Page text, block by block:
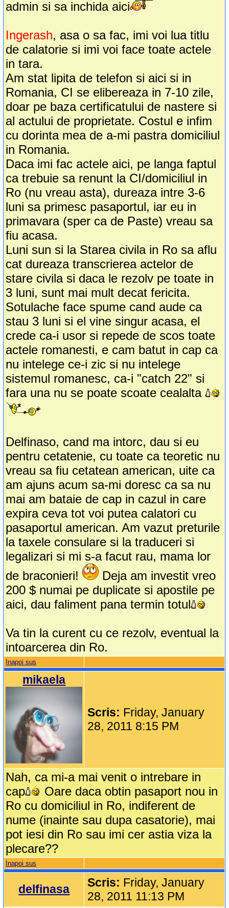
admin si sa inchida aici
Ingerash, asa o sa fac, imi voi lua titlu
de calatorie si imi voi face toate actele
in tara.
Am stat lipita de telefon si aici si in
Romania, CI se elibereaza in 7-10 zile,
doar pe baza certificatului de nastere si
al actului de proprietate. Costul e infim
cu dorinta mea de a-mi pastra domiciliul
in Romania.
Daca imi fac actele aici, pe langa faptul
ca trebuie sa renunt la CI/domiciliul in
Ro (nu vreau asta), dureaza intre 3-6
luni sa primesc pasaportul, iar eu in
primavara (sper ca de Paste) vreau sa
fiu acasa.
Luni sun si la Starea civila in Ro sa aflu
cat dureaza transcrierea actelor de
stare civila si daca le rezolv pe toate in
3 luni, sunt mai mult decat fericita.
Sotulache face spume cand aude ca
stau 3 luni si el vine singur acasa, el
crede ca-i usor si repede de scos toate
actele romanesti, e cam batut in cap ca
nu intelege ce-i zic si nu intelege
sistemul romanesc, ca-i "catch 22" si
fara una nu se poate scoate cealalta
Delfinaso, cand ma intorc, dau si eu
pentru cetatenie, cu toate ca teoretic nu
vreau sa fiu cetatean american, uite ca
am ajuns acum sa-mi doresc ca sa nu
mai am bataie de cap in cazul in care
expira ceva tot voi putea calatori cu
pasaportul american. Am vazut preturile
la taxele consulare si la traduceri si
legalizari si mi s-a facut rau, mama lor
de braconieri!
Deja am investit vreo
200 $ numai pe duplicate si apostile pe
aici, dau faliment pana termin totul
Va tin la curent cu ce rezolv, eventual la
intoarcerea din Ro.
Inapoi sus
mikaela
Scris: Friday, January
28, 2011 8:15 PM
Nah, ca mi-a mai venit o intrebare in
cap
Oare daca obtin pasaport nou in
Ro cu domiciliul in Ro, indiferent de
nume (inainte sau dupa casatorie), mai
pot iesi din Ro sau imi cer astia viza la
plecare??
Inapoi sus
delfinasa Scris: Friday, January
28, 2011 11:13 PM